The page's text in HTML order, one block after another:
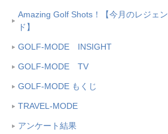
Amazing Golf Shots！【今月のレジェン
ド】
GOLF-MODE INSIGHT
GOLF-MODE TV
GOLF-MODE もくじ
TRAVEL-MODE
アンケート結果